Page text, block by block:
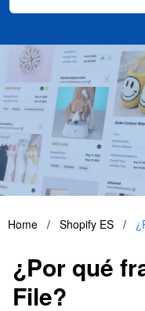
Home / Shopify ES /
¿Por qué
File?